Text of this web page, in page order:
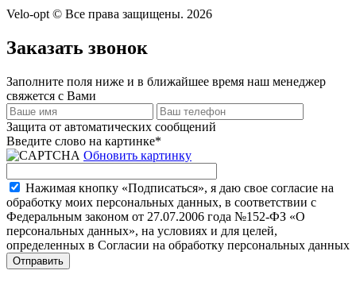
Velo-opt © Все права защищены. 2026
Заказать звонок
Заполните поля ниже и в ближайшее время наш менеджер
свяжется с Вами
Защита от автоматических сообщений
Введите слово на картинке*
Обновить картинку
Нажимая кнопку «Подписаться», я даю свое согласие на
обработку моих персональных данных, в соответствии с
Федеральным законом от 27.07.2006 года №152-ФЗ «О
персональных данных», на условиях и для целей,
определенных в Согласии на обработку персональных данных